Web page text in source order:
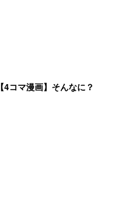
【4コマ漫画】そんなに？